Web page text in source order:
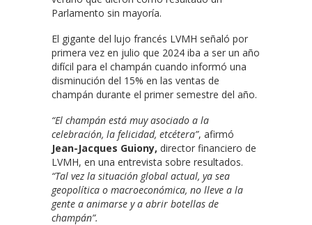
Parlamento sin mayoría.
El gigante del lujo francés LVMH señaló por
primera vez en julio que 2024 iba a ser un año
difícil para el champán cuando informó una
disminución del 15% en las ventas de
champán durante el primer semestre del año.
“El champán está muy asociado a la
celebración, la felicidad, etcétera”, afirmó
Jean-Jacques Guiony, director financiero de
LVMH, en una entrevista sobre resultados.
“Tal vez la situación global actual, ya sea
geopolítica o macroeconómica, no lleve a la
gente a animarse y a abrir botellas de
champán”.